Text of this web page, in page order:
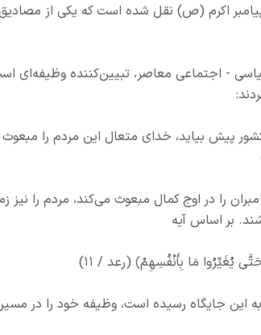
پیامبر اکرم (ص) نقل شده است که یکی از
- اجتماعی معاصر، تبیین‌کننده وظیفه‌ای
پیش بیاید، خدای متعال این مردم را مبعوث
را در اوج کمال مبعوث می‌کند، مردم را نیز
بر اساس آیه
يُغَيِّرُوا مَا بِأَنْفُسِهِمْ﴾ (رعد / ۱۱)
این جایگاه رسیده است، وظیفه خود را در